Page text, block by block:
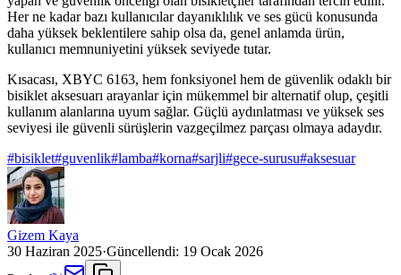
Her ne kadar bazı kullanıcılar dayanıklılık ve ses gücü konusunda
daha yüksek beklentilere sahip olsa da, genel anlamda ürün,
kullanıcı memnuniyetini yüksek seviyede tutar.
Kısacası, XBYC 6163, hem fonksiyonel hem de güvenlik odaklı bir
bisiklet aksesuarı arayanlar için mükemmel bir alternatif olup, çeşitli
kullanım alanlarına uyum sağlar. Güçlü aydınlatması ve yüksek ses
seviyesi ile güvenli sürüşlerin vazgeçilmez parçası olmaya adaydır.
#bisiklet#guvenlik#lamba#korna#sarjli#gece-surusu#aksesuar
Gizem Kaya
30 Haziran 2025·Güncellendi: 19 Ocak 2026